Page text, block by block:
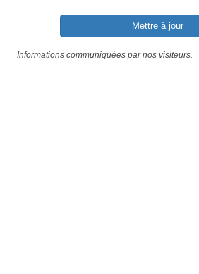
Mettre à jour
Informations communiquées par nos visiteurs.